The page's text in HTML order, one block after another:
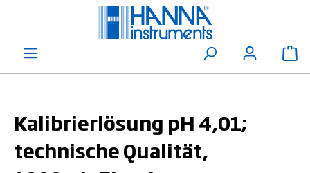
Kalibrierlösung pH 4,01;
technische Qualität,